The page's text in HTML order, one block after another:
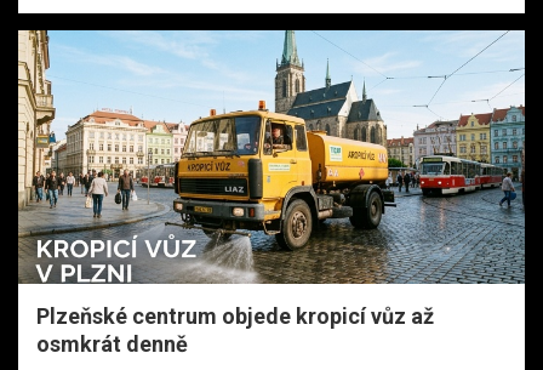
Plzeňské centrum objede kropicí vůz až
osmkrát denně